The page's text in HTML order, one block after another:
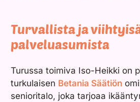
Turvallista ja
palveluasumista
Turussa toimiva Iso-Heikki on
turkulaisen Betania Säätiön
senioritalo, joka tarjoaa